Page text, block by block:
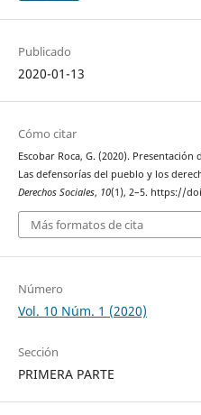
Publicado
2020-01-13
Cómo citar
Escobar Roca, G. (2020).
Las defensorías del pueblo y los
Derechos Sociales, 10(1), 2–5. https://
Más formatos de cita
Número
Vol. 10 Núm. 1 (2020)
Sección
PRIMERA PARTE